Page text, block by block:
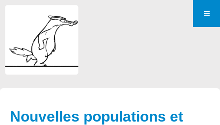
Nouvelles populations et